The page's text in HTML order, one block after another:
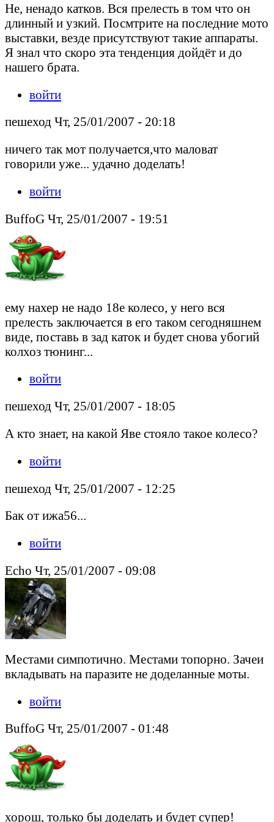
Не, ненадо катков. Вся прелесть в том что он
длинный и узкий. Посмтрите на последние мото
выставки, везде присутствуют такие аппараты.
Я знал что скоро эта тенденция дойдёт и до
нашего брата.
войти
пешеход Чт, 25/01/2007 - 20:18
ничего так мот получается,что маловат
говорили уже... удачно доделать!
войти
BuffoG Чт, 25/01/2007 - 19:51
ему нахер не надо 18е колесо, у него вся
прелесть заключается в его таком сегодняшнем
виде, поставь в зад каток и будет снова убогий
колхоз тюнинг...
войти
пешеход Чт, 25/01/2007 - 18:05
А кто знает, на какой Яве стояло такое колесо?
войти
пешеход Чт, 25/01/2007 - 12:25
Бак от ижа56...
войти
Echo Чт, 25/01/2007 - 09:08
Местами симпотично. Местами топорно. Зачеи
вкладывать на паразите не доделанные моты.
войти
BuffoG Чт, 25/01/2007 - 01:48
хорош, только бы доделать и будет супер!